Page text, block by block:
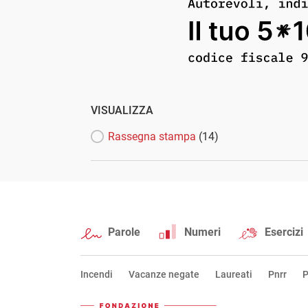
VISUALIZZA
Rassegna stampa (14)
Parole Numeri Esercizi
Incendi Vacanze negate Laureati Pnrr